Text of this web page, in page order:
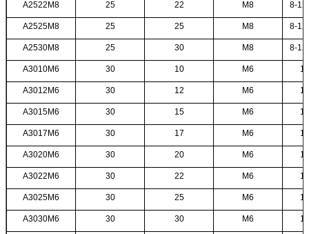
A2522M8 25 22 M8 8-
A2525M8 25 25 M8 8-
A2530M8 25 30 M8 8-
A3010M6 30 10 M6
A3012M6 30 12 M6
A3015M6 30 15 M6
A3017M6 30 17 M6
A3020M6 30 20 M6
A3022M6 30 22 M6
A3025M6 30 25 M6
A3030M6 30 30 M6